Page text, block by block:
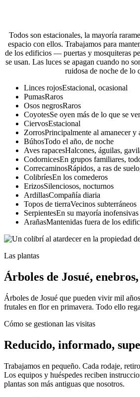
Todos son estacionales, la mayoría
espacio con ellos. Trabajamos para
de los edificios — puertas y mosquiteras
se usan. Las luces se apagan cuando no
ruidosa de noche de lo
Linces rojosEstacional, ocasional
PumasRaros
Osos negrosRaros
CoyotesSe oyen más de lo que se
CiervosEstacional
ZorrosPrincipalmente al amanecer y
BúhosTodo el año, de noche
Aves rapacesHalcones, águilas,
CodornicesEn grupos familiares,
CorrecaminosRápidos, a ras de
ColibríesEn los comederos
ErizosSilenciosos, nocturnos
ArdillasCompañía diaria
Topos de tierraVecinos subterráneos
SerpientesEn su mayoría
ArañasMantenidas fuera de los
Las plantas
Árboles de Josué,
Árboles de Josué que pueden vivir mil
frutales en flor en primavera. Todo ello
Cómo se gestionan las visitas
Reducido, informado,
Trabajamos en pequeño. Cada rodaje,
Los equipos y huéspedes reciben
plantas son más antiguas que nosotros.